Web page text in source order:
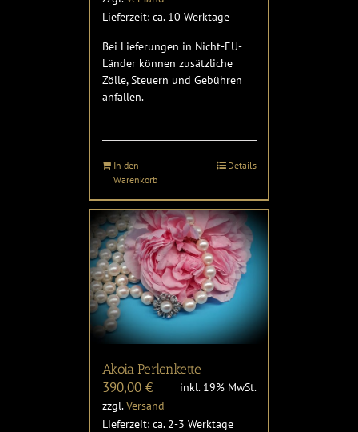
Lieferzeit: ca. 10 Werktage
Bei Lieferungen in Nicht-EU-
Länder können zusätzliche
Zölle, Steuern und Gebühren
anfallen.
In den
Warenkorb
Details
Akoia Perlenkette
390,00 €
inkl. 19% MwSt.
zzgl.Versand
Lieferzeit: ca. 2-3 Werktage